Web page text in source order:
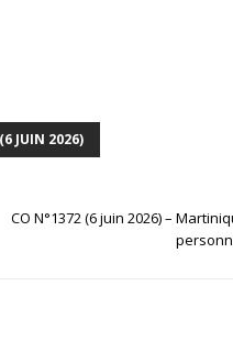
JUIN 2026)
CO N°1372 (6 juin 2026) –